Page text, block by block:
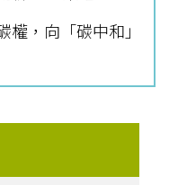
權，向「碳中和」